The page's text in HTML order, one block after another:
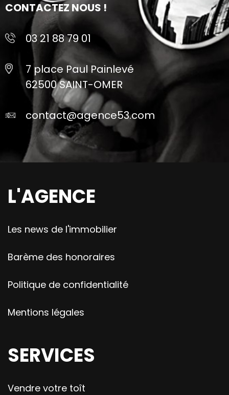
CONTACTEZ NOUS !
03 21 88 79 01
7 place Paul Painlevé
62500 SAINT-OMER
contact@agence53.com
L'AGENCE
Les news de l'immobilier
Barème des honoraires
Politique de confidentialité
Mentions légales
SERVICES
Vendre votre toît